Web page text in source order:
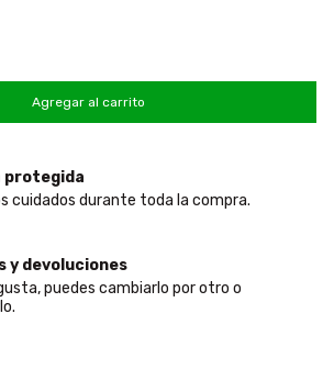
protegida
cuidados durante toda la compra.
y devoluciones
puedes cambiarlo por otro o